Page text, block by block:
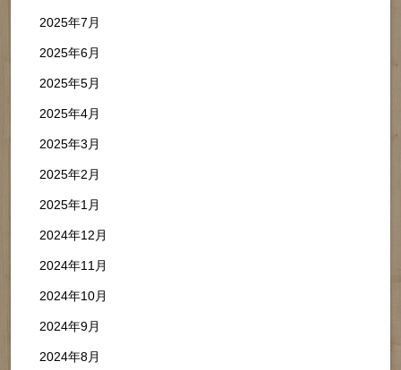
2025年7月
2025年6月
2025年5月
2025年4月
2025年3月
2025年2月
2025年1月
2024年12月
2024年11月
2024年10月
2024年9月
2024年8月